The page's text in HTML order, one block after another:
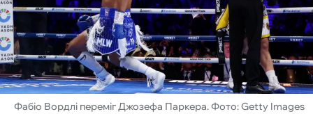
ІНШІ
БУКМЕКЕРИ
Фабіо Вордлі переміг Джозефа Паркера. Фото: Getty Images